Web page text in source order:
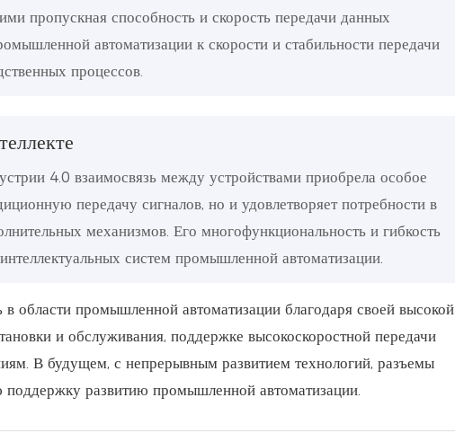
пропускная способность и скорость передачи данных
автоматизации к скорости и стабильности передачи
процессов.
4.0 взаимосвязь между устройствами приобрела особое
передачу сигналов, но и удовлетворяет потребности в
механизмов. Его многофункциональность и гибкость
систем промышленной автоматизации.
промышленной автоматизации благодаря своей высокой
и обслуживания, поддержке высокоскоростной передачи
В будущем, с непрерывным развитием технологий, разъемы
развитию промышленной автоматизации.